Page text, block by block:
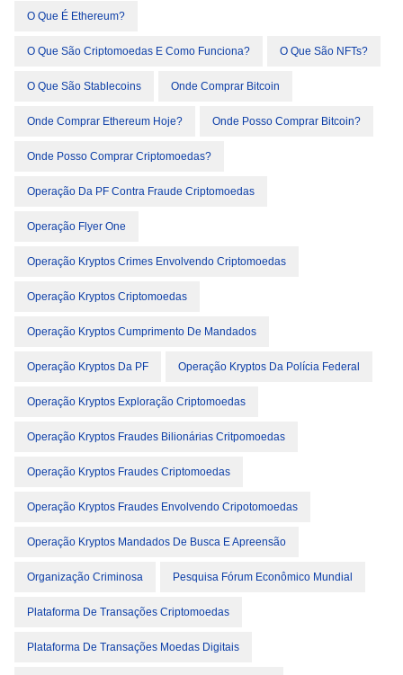
O Que É Ethereum?
O Que São Criptomoedas E Como Funciona? O Que São NFTs?
O Que São Stablecoins Onde Comprar Bitcoin
Onde Comprar Ethereum Hoje? Onde Posso Comprar Bitcoin?
Onde Posso Comprar Criptomoedas?
Operação Da PF Contra Fraude Criptomoedas
Operação Flyer One
Operação Kryptos Crimes Envolvendo Criptomoedas
Operação Kryptos Criptomoedas
Operação Kryptos Cumprimento De Mandados
Operação Kryptos Da PF Operação Kryptos Da Polícia Federal
Operação Kryptos Exploração Criptomoedas
Operação Kryptos Fraudes Bilionárias Critpomoedas
Operação Kryptos Fraudes Criptomoedas
Operação Kryptos Fraudes Envolvendo Cripotomoedas
Operação Kryptos Mandados De Busca E Apreensão
Organização Criminosa Pesquisa Fórum Econômico Mundial
Plataforma De Transações Criptomoedas
Plataforma De Transações Moedas Digitais